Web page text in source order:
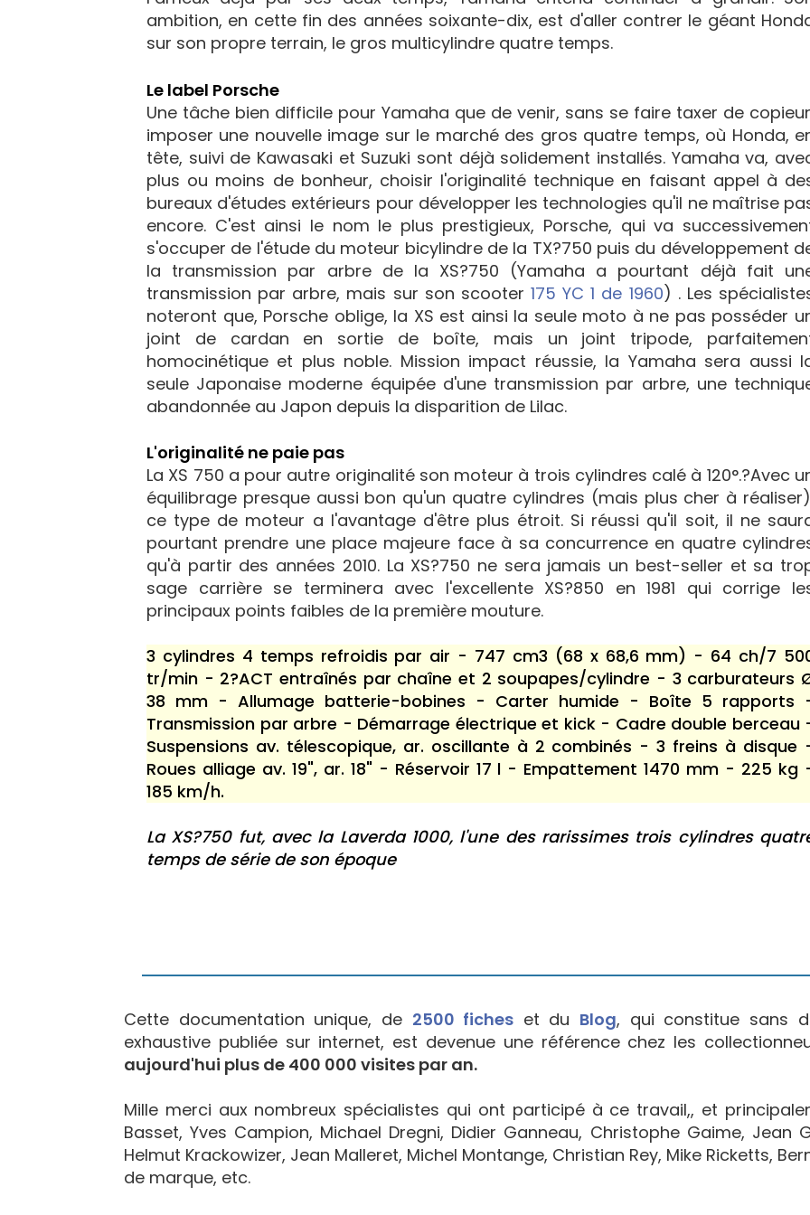
ambition, en cette fin des années soixante-dix, est d'aller contrer le géant
sur son propre terrain, le gros multicylindre quatre temps.
Le label Porsche
Une tâche bien difficile pour Yamaha que de venir, sans se faire taxer de
imposer une nouvelle image sur le marché des gros quatre temps, où Honda,
tête, suivi de Kawasaki et Suzuki sont déjà solidement installés. Yamaha va,
plus ou moins de bonheur, choisir l'originalité technique en faisant appel à
bureaux d'études extérieurs pour développer les technologies qu'il ne maîtrise
encore. C'est ainsi le nom le plus prestigieux, Porsche, qui va
s'occuper de l'étude du moteur bicylindre de la TX?750 puis du développement
la transmission par arbre de la XS?750 (Yamaha a pourtant déjà fait
transmission par arbre, mais sur son scooter 175 YC 1 de 1960) . Les
noteront que, Porsche oblige, la XS est ainsi la seule moto à ne pas posséder
joint de cardan en sortie de boîte, mais un joint tripode,
homocinétique et plus noble. Mission impact réussie, la Yamaha sera aussi
seule Japonaise moderne équipée d'une transmission par arbre, une
abandonnée au Japon depuis la disparition de Lilac.
L'originalité ne paie pas
La XS 750 a pour autre originalité son moteur à trois cylindres calé à 120°.?Avec
équilibrage presque aussi bon qu'un quatre cylindres (mais plus cher à
ce type de moteur a l'avantage d'être plus étroit. Si réussi qu'il soit, il ne
pourtant prendre une place majeure face à sa concurrence en quatre
qu'à partir des années 2010. La XS?750 ne sera jamais un best-seller et sa
sage carrière se terminera avec l'excellente XS?850 en 1981 qui corrige
principaux points faibles de la première mouture.
3 cylindres 4 temps refroidis par air - 747 cm3 (68 x 68,6 mm) - 64 ch/7
tr/min - 2?ACT entraînés par chaîne et 2 soupapes/cylindre - 3 carburateurs
38 mm - Allumage batterie-bobines - Carter humide - Boîte 5 rapports
Transmission par arbre - Démarrage électrique et kick - Cadre double berceau
Suspensions av. télescopique, ar. oscillante à 2 combinés - 3 freins à disque
Roues alliage av. 19", ar. 18" - Réservoir 17 l - Empattement 1470 mm - 225 kg
185 km/h.
La XS?750 fut, avec la Laverda 1000, l'une des rarissimes trois cylindres
temps de série de son époque
Cette documentation unique, de 2500 fiches et du Blog, qui constitue sans
exhaustive publiée sur internet, est devenue une référence chez les
aujourd'hui plus de 400 000 visites par an.
Mille merci aux nombreux spécialistes qui ont participé à ce travail,, et
Basset, Yves Campion, Michael Dregni, Didier Ganneau, Christophe Gaime, Jean
Helmut Krackowizer, Jean Malleret, Michel Montange, Christian Rey, Mike Ricketts,
de marque, etc.